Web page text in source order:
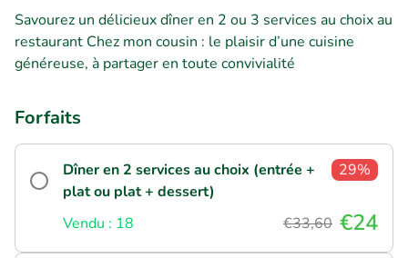
Savourez un délicieux dîner en 2 ou 3 services au choix au
restaurant Chez mon cousin : le plaisir d’une cuisine
généreuse, à partager en toute convivialité
Forfaits
Dîner en 2 services au choix (entrée +
plat ou plat + dessert)
29%
Vendu : 18 €33,60 €24